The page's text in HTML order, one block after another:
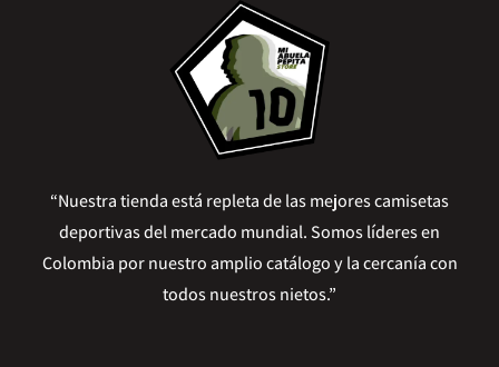
“Nuestra tienda está repleta de las mejores camisetas
deportivas del mercado mundial. Somos líderes en
Colombia por nuestro amplio catálogo y la cercanía con
todos nuestros nietos.”